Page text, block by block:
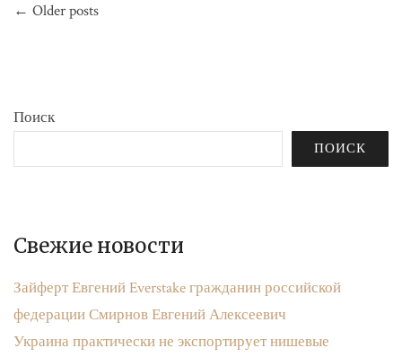
по
← Older posts
Поиск
ПОИСК
Свежие новости
Зайферт Евгений Everstake гражданин российской
федерации Смирнов Евгений Алексеевич
Украина практически не экспортирует нишевые